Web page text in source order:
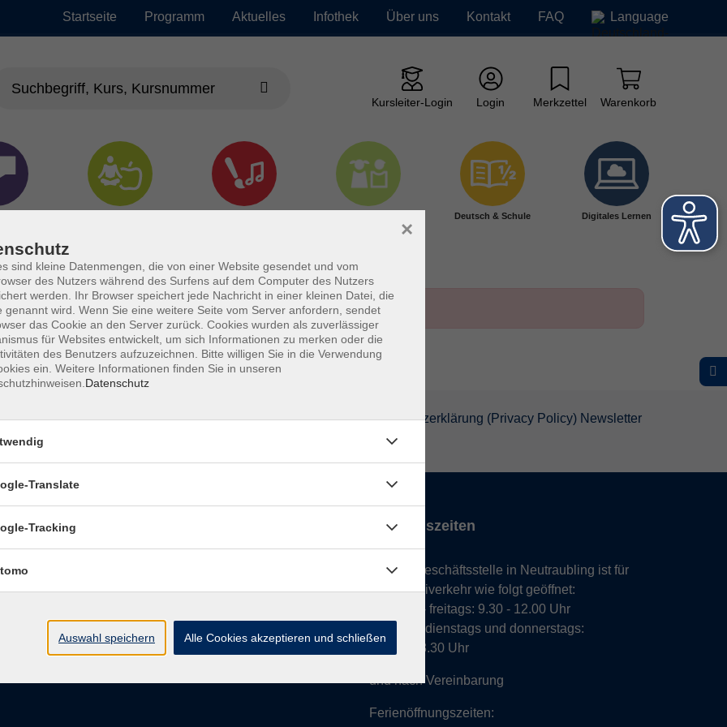
Startseite Programm Aktuelles Infothek Über uns Kontakt FAQ Language
Kursleiter-Login Login Merkzettel Warenkorb
Deutsch & Schule Digitales Lernen
Barrierefreiheitserklärung Datenschutzerklärung
Datenschutzerklärung (Privacy Policy) Newsletter
vhs Regensburger Land e. V.
93073 Neutraubling
info@vhs-regensburger-land.de
Tel: 09401 52550
Öffnungszeiten
Unsere Geschäftsstelle in Neutraubling ist für
den Parteiverkehr wie folgt geöffnet:
montags - freitags: 9.30 - 12.00 Uhr
montags, dienstags und donnerstags:
14.00 - 18.30 Uhr
und nach Vereinbarung
Ferienöffnungszeiten:
sind kleine Datenmengen, die von einer Website gesendet und vom
des Nutzers während des Surfens auf dem Computer des Nutzers
werden. Ihr Browser speichert jede Nachricht in einer kleinen Datei, die
genannt wird. Wenn Sie eine weitere Seite vom Server anfordern, sendet
das Cookie an den Server zurück. Cookies wurden als zuverlässiger
für Websites entwickelt, um sich Informationen zu merken oder die
des Benutzers aufzuzeichnen. Bitte willigen Sie in die Verwendung
ein. Weitere Informationen finden Sie in unseren
Datenschutz
×
Translate
Tracking
Auswahl speichern Alle Cookies akzeptieren und schließen